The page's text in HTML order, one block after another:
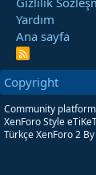
Yardım
Ana sayfa
R
S
Copyright
Community
XenForo Style
Türkçe XenForo 2